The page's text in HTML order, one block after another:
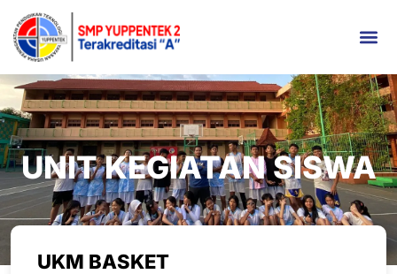
UNIT KEGIATAN SISWA
UKM BASKET